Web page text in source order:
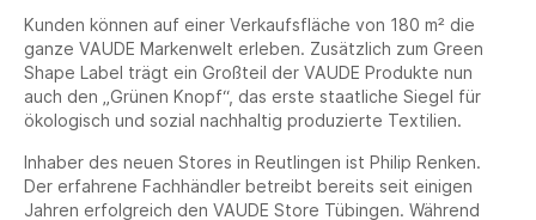
Kunden können auf einer Verkaufsfläche von 180 m² die
ganze VAUDE Markenwelt erleben. Zusätzlich zum Green
Shape Label trägt ein Großteil der VAUDE Produkte nun
auch den „Grünen Knopf“, das erste staatliche Siegel für
ökologisch und sozial nachhaltig produzierte Textilien.
Inhaber des neuen Stores in Reutlingen ist Philip Renken.
Der erfahrene Fachhändler betreibt bereits seit einigen
Jahren erfolgreich den VAUDE Store Tübingen. Während